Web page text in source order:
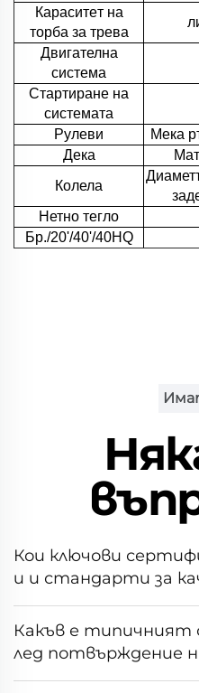
Кapacитeт на
торбa за трева
Двигателна
система
Стартиране на
системата
Рулеви
Мека
Дека
Колела
Нетно тегло
Бр./20'/40'/40HQ
Кои ключови
и и стандарти за
т на това
Какъв е типичният
лед потвърждение